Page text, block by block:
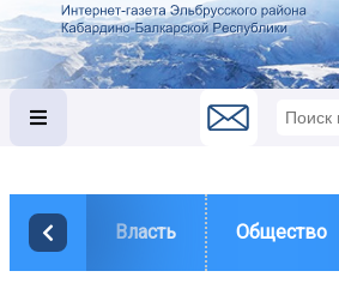
Власть Общество